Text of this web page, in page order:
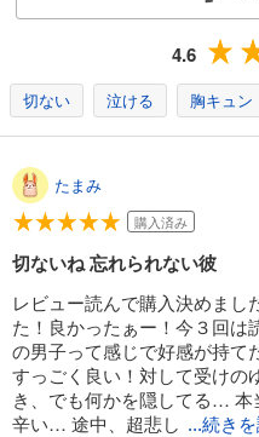
4.6
切ない 泣ける 胸キュン
たまみ
購入済み
切ないね 忘れられない彼
レビュー読んで購入決めまし
た！良かったぁー！今３回は
の男子って感じで好感が持て
すっごく良い！対して受けの
き、でも何かを隠してる…
辛い… 途中、超悲し ...続き